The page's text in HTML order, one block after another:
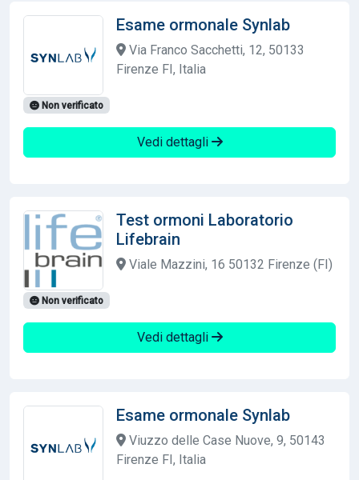
Esame ormonale Synlab
Via Franco Sacchetti, 12, 50133
Firenze FI, Italia
Non verificato
Vedi dettagli
Test ormoni Laboratorio
Lifebrain
Viale Mazzini, 16 50132 Firenze (FI)
Non verificato
Vedi dettagli
Esame ormonale Synlab
Viuzzo delle Case Nuove, 9, 50143
Firenze FI, Italia